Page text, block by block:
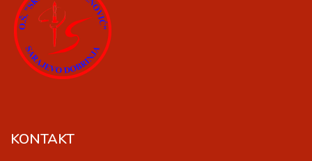
KONTAKT